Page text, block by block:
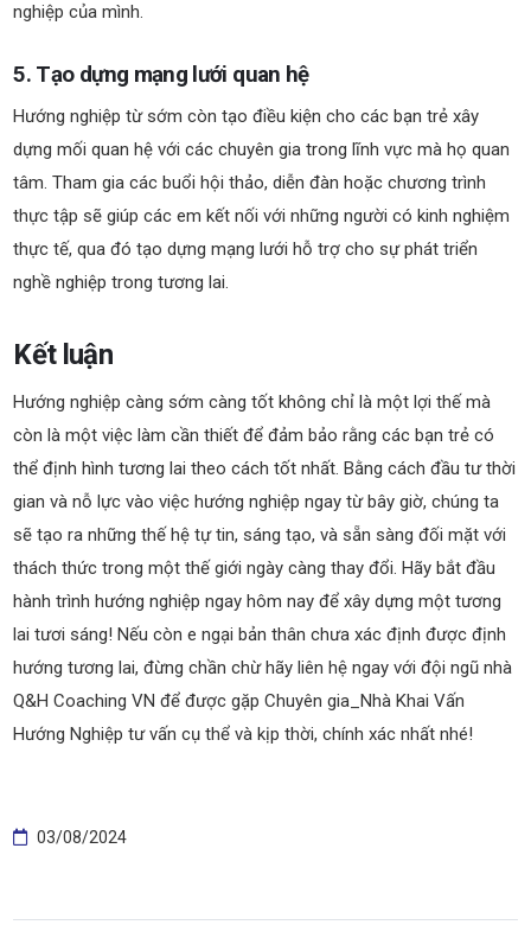
nghiệp của mình.
5. Tạo dựng mạng lưới quan hệ
Hướng nghiệp từ sớm còn tạo điều kiện cho các bạn trẻ xây
dựng mối quan hệ với các chuyên gia trong lĩnh vực mà họ quan
tâm. Tham gia các buổi hội thảo, diễn đàn hoặc chương trình
thực tập sẽ giúp các em kết nối với những người có kinh nghiệm
thực tế, qua đó tạo dựng mạng lưới hỗ trợ cho sự phát triển
nghề nghiệp trong tương lai.
Kết luận
Hướng nghiệp càng sớm càng tốt không chỉ là một lợi thế mà
còn là một việc làm cần thiết để đảm bảo rằng các bạn trẻ có
thể định hình tương lai theo cách tốt nhất. Bằng cách đầu tư thời
gian và nỗ lực vào việc hướng nghiệp ngay từ bây giờ, chúng ta
sẽ tạo ra những thế hệ tự tin, sáng tạo, và sẵn sàng đối mặt với
thách thức trong một thế giới ngày càng thay đổi. Hãy bắt đầu
hành trình hướng nghiệp ngay hôm nay để xây dựng một tương
lai tươi sáng! Nếu còn e ngại bản thân chưa xác định được định
hướng tương lai, đừng chần chừ hãy liên hệ ngay với đội ngũ nhà
Q&H Coaching VN để được gặp Chuyên gia_Nhà Khai Vấn
Hướng Nghiệp tư vấn cụ thể và kịp thời, chính xác nhất nhé!
03/08/2024